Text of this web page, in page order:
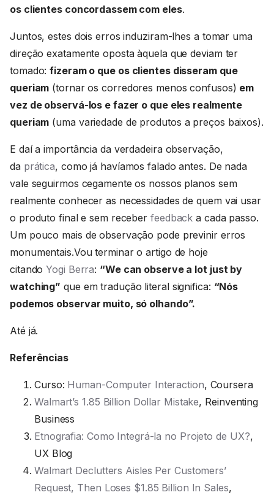
os clientes concordassem com eles.
Juntos, estes dois erros induziram-lhes a tomar uma
direção exatamente oposta àquela que deviam ter
tomado:fizeram o que os clientes disseram que
queriam (tornar os corredores menos confusos) em
vez de observá-los e fazer o que eles realmente
queriam (uma variedade de produtos a preços baixos).
E daí a importância da verdadeira observação,
da prática, como já havíamos falado antes. De nada
vale seguirmos cegamente os nossos planos sem
realmente conhecer as necessidades de quem vai usar
o produto final e sem receber feedback a cada passo.
Um pouco mais de observação pode previnir erros
monumentais.Vou terminar o artigo de hoje
citandoYogi Berra: “We can observe a lot just by
watching” que em tradução literal significa: “Nós
podemos observar muito, só olhando”.
Até já.
Referências
Curso: Human-Computer Interaction, Coursera
Walmart’s 1.85 Billion Dollar Mistake, Reinventing
Business
Etnografia: Como Integrá-la no Projeto de UX?,
UX Blog
Walmart Declutters Aisles Per Customers’
Request, Then Loses $1.85 Billion In Sales,